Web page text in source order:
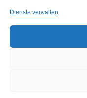
Dienste verwalten